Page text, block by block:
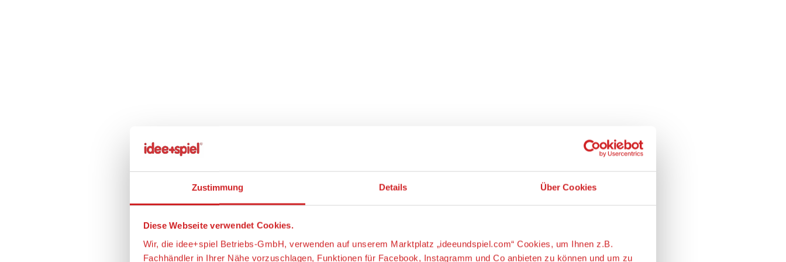
Zustimmung Details Über Cookies
Diese Webseite verwendet Cookies.
Wir, die idee+spiel Betriebs-GmbH, verwenden auf unserem Marktplatz „ideeundspiel.com“ Cookies, um Ihnen z.B.
Fachhändler in Ihrer Nähe vorzuschlagen, Funktionen für Facebook, Instagramm und Co anbieten zu können und um zu